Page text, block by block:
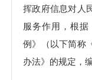
挥政府信息对人
服务作用，根
例》（以下简称
办法》的规定，